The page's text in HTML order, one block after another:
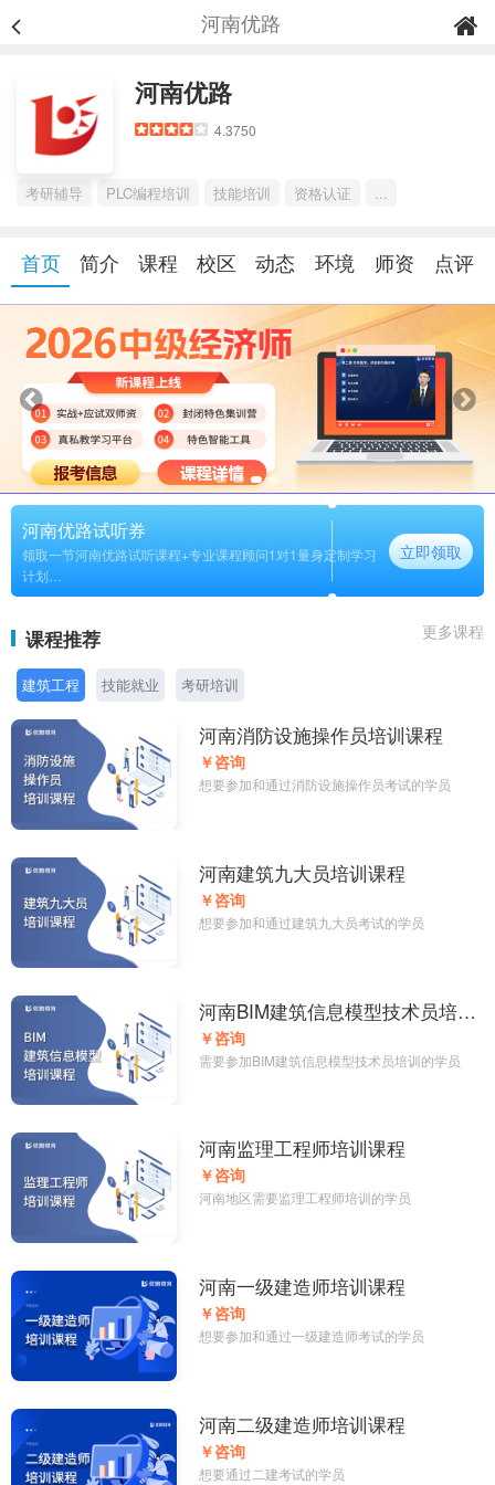
河南优路
河南优路
4.3750
考研辅导 PLC编程培训 技能培训 资格认证 ...
首页 简介 课程 校区 动态 环境 师资 点评
河南优路试听券
领取一节河南优路试听课程+专业课程顾问1对1量身定制学习
计划
长期
立即领取
课程推荐 更多课程
建筑工程 技能就业 考研培训
河南消防设施操作员培训课程
￥咨询
想要参加和通过消防设施操作员考试的学员
河南建筑九大员培训课程
￥咨询
想要参加和通过建筑九大员考试的学员
河南BIM建筑信息模型技术员培训
课程
￥咨询
需要参加BIM建筑信息模型技术员培训的学员
河南监理工程师培训课程
￥咨询
河南地区需要监理工程师培训的学员
河南一级建造师培训课程
￥咨询
想要参加和通过一级建造师考试的学员
河南二级建造师培训课程
￥咨询
想要通过二建考试的学员